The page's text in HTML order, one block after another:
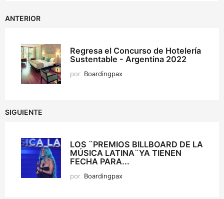
ANTERIOR
Regresa el Concurso de Hotelería
Sustentable - Argentina 2022
por Boardingpax
SIGUIENTE
LOS ¨PREMIOS BILLBOARD DE LA
MÚSICA LATINA¨YA TIENEN
FECHA PARA...
por Boardingpax